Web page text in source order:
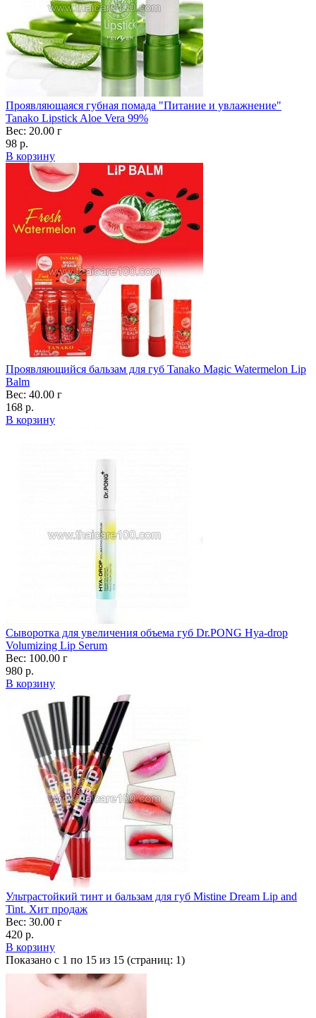
Проявляющаяся губная помада "Питание и увлажнение"
Tanako Lipstick Aloe Vera 99%
Вес: 20.00 г
98 р.
В корзину
Проявляющийся бальзам для губ Tanako Magic Watermelon Lip
Balm
Вес: 40.00 г
168 р.
В корзину
Сыворотка для увеличения объема губ Dr.PONG Hya-drop
Volumizing Lip Serum
Вес: 100.00 г
980 р.
В корзину
Ультрастойкий тинт и бальзам для губ Mistine Dream Lip and
Tint. Хит продаж
Вес: 30.00 г
420 р.
В корзину
Показано с 1 по 15 из 15 (страниц: 1)